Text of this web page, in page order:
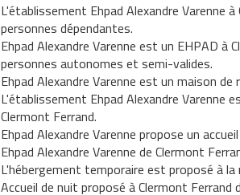
L'établissement Ehpad Alexandre Varenne
personnes dépendantes.
Ehpad Alexandre Varenne est un EHPAD à
personnes autonomes et semi-valides.
Ehpad Alexandre Varenne est un maison
L'établissement Ehpad Alexandre Varenne
Clermont Ferrand.
Ehpad Alexandre Varenne propose un
Ehpad Alexandre Varenne de Clermont
L'hébergement temporaire est proposé à
Accueil de nuit proposé à Clermont